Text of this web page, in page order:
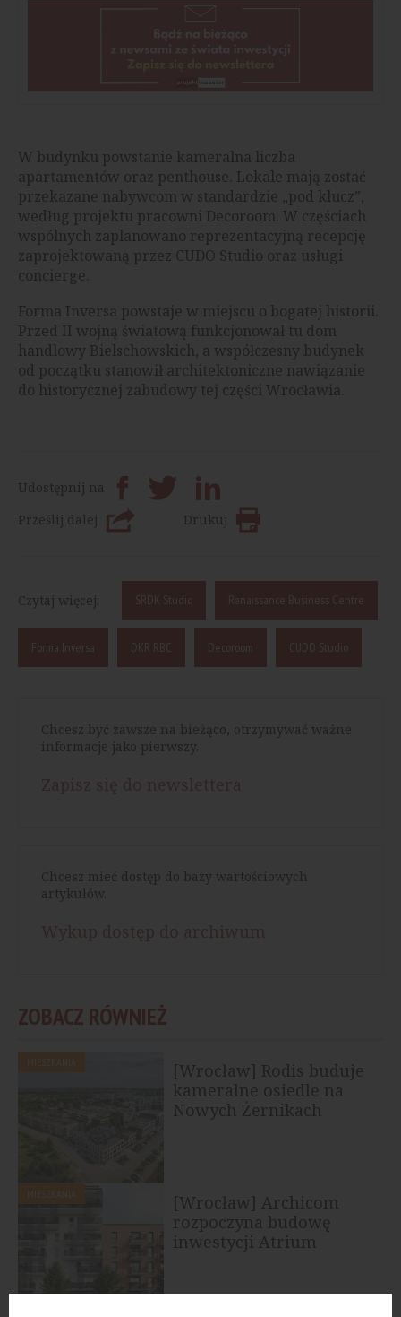
W budynku powstanie kameralna liczba
apartamentów oraz penthouse. Lokale mają zostać
przekazane nabywcom w standardzie „pod klucz”,
według projektu pracowni Decoroom. W częściach
wspólnych zaplanowano reprezentacyjną recepcję
zaprojektowaną przez CUDO Studio oraz usługi
concierge.
Forma Inversa powstaje w miejscu o bogatej historii.
Przed II wojną światową funkcjonował tu dom
handlowy Bielschowskich, a współczesny budynek
od początku stanowił architektoniczne nawiązanie
do historycznej zabudowy tej części Wrocławia.
Udostępnij na
Prześlij dalej
Drukuj
Czytaj więcej: SRDK Studio Renaissance Business Centre
Forma Inversa DKR RBC Decoroom CUDO Studio
Chcesz być zawsze na bieżąco, otrzymywać ważne
informacje jako pierwszy.
Chcesz mieć dostęp do bazy wartościowych
artykułów.
ZOBACZ RÓWNIEŻ
[Wrocław] Rodis buduje
kameralne osiedle na
Nowych Żernikach
[Wrocław] Archicom
rozpoczyna budowę
inwestycji Atrium